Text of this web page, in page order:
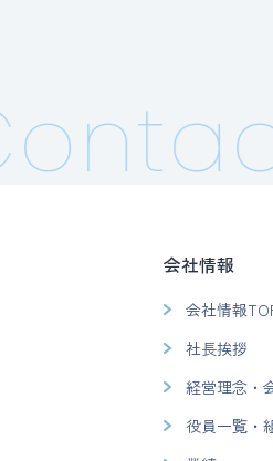
会社情報
会社情報
社長挨拶
経営理念・
役員一覧・